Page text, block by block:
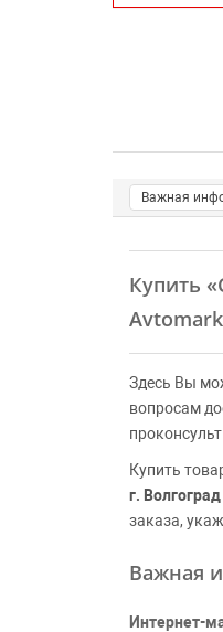
Важная
Купить
Здесь Вы
вопросам
Купить
г.
заказа,
Важная
Интернет-